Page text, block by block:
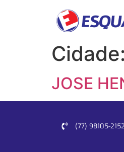
Cidade:
JOSE
(77) 98105-2152